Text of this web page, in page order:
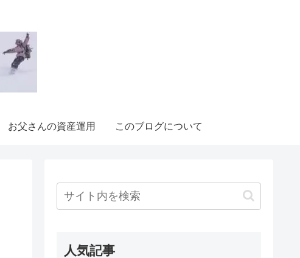
お父さんの資産運用 このブログについて
人気記事